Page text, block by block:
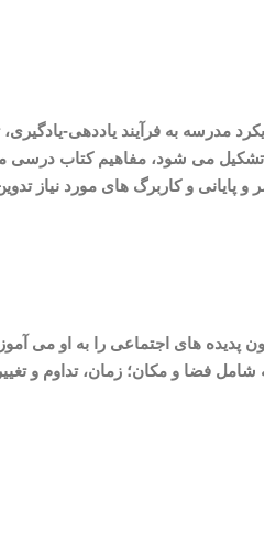
مدرسه به فرآیند یاددهی-
می شود، مفاهیم کتاب درسی
و کاربرگ های مورد نیاز
های اجتماعی را به او می
فضا و مکان؛ زمان، تداوم و